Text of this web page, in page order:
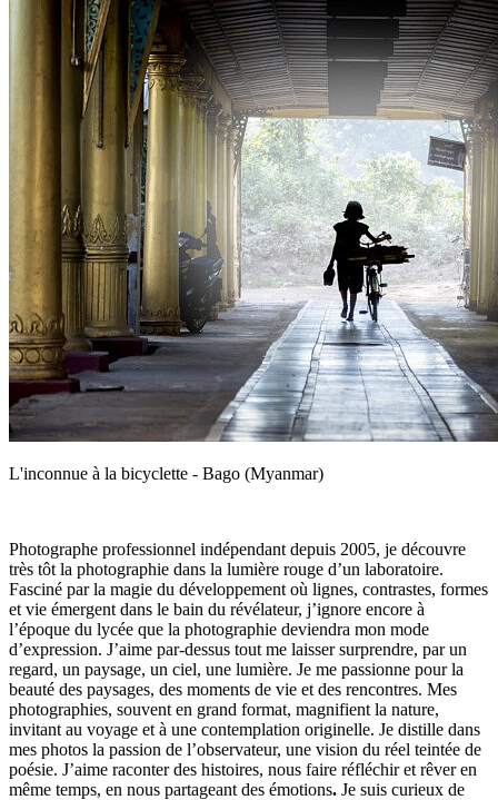
L'inconnue à la bicyclette - Bago (Myanmar)
Photographe professionnel indépendant depuis 2005, je découvre
très tôt la photographie dans la lumière rouge d’un laboratoire.
Fasciné par la magie du développement où lignes, contrastes, formes
et vie émergent dans le bain du révélateur, j’ignore encore à
l’époque du lycée que la photographie deviendra mon mode
d’expression. J’aime par-dessus tout me laisser surprendre, par un
regard, un paysage, un ciel, une lumière. Je me passionne pour la
beauté des paysages, des moments de vie et des rencontres. Mes
photographies, souvent en grand format, magnifient la nature,
invitant au voyage et à une contemplation originelle. Je distille dans
mes photos la passion de l’observateur, une vision du réel teintée de
poésie. J’aime raconter des histoires, nous faire réfléchir et rêver en
même temps, en nous partageant des émotions. Je suis curieux de